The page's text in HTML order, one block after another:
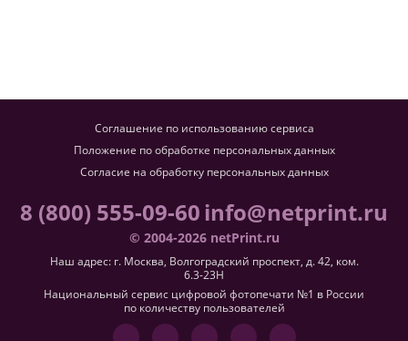
Соглашение по использованию сервиса
Положение по обработке персональных данных
Согласие на обработку персональных данных
8 (800) 555-09-60info@netprint.ru
© 2004-2026 netPrint.ru
Наш адрес: г. Москва, Волгоградский проспект, д. 42, ком.
6.3-23H
Национальный сервис цифровой фотопечати №1 в России
по количеству пользователей